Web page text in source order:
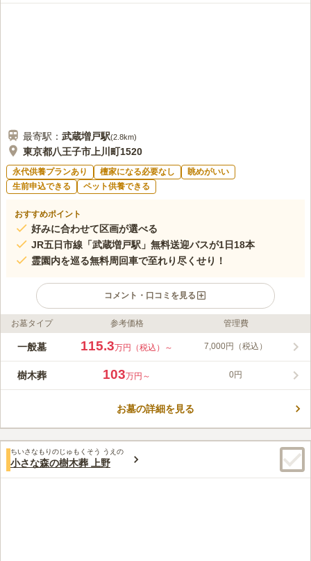
最寄駅： 武蔵増戸駅(2.8km)
東京都八王子市上川町1520
永代供養プランあり 檀家になる必要なし
眺めがいい
生前申込できる
ペット供養できる
おすすめポイント
好みに合わせて区画が選べる
JR五日市線「武蔵増戸駅」無料送迎バスが1日18本
霊園内を巡る無料周回車で至れり尽くせり！
コメント・口コミを見る
ライフドット編集部のコメント
八王子市にある上川霊園は、西東京バス「上川霊園」バス停下車
した歴史ある霊園です。西東京エリアにあるため、抜群の自然環
境に恵まれています。また、エントランスを抜けるとすぐに、法
室、休憩室や会食室があり、法事の際に便利です。総面積22万㎡
着いたエリア、完全バリアフリーで駐車場に隣接した便利な「15
区2番」・「15区3番」エリア、抜群の眺望を誇る「みはらしの
丘」エリア、ガーデニングが美しい「庭園墓地」エリア、など多
みんなの評価
3.1 口コミ20件
30代男性
武蔵増戸駅周辺にスーパーやコンビニ等が多少はあるが、霊園周
辺はほとんど何も無いといってもいいくらい店は無い。霊園に大きな待合
スペースや食事が取れるスペースがある。
お墓タイプ 参考価格 管理費
一般墓 115.3万円（税込）～ 7,000円（税込）
樹木葬 103万円～ 0円
お墓の詳細を見る
ちいさなもりのじゅもくそう うえの
小さな森の樹木葬 上野